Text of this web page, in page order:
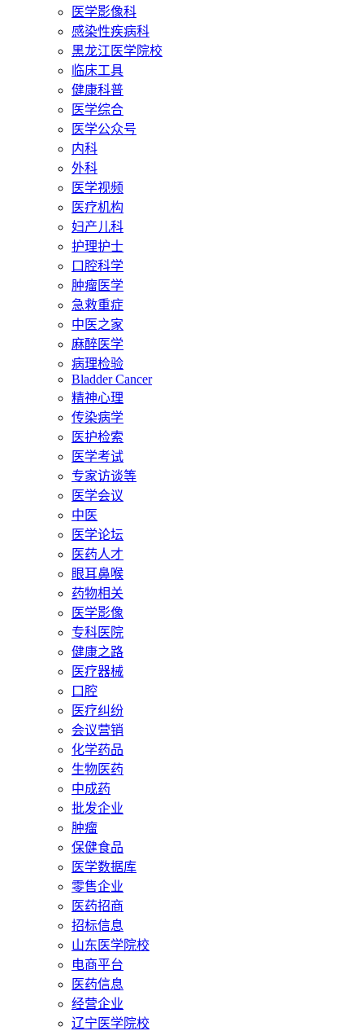
医学影像科
感染性疾病科
黑龙江医学院校
临床工具
健康科普
医学综合
医学公众号
内科
外科
医学视频
医疗机构
妇产儿科
护理护士
口腔科学
肿瘤医学
急救重症
中医之家
麻醉医学
病理检验
Bladder Cancer
精神心理
传染病学
医护检索
医学考试
专家访谈等
医学会议
中医
医学论坛
医药人才
眼耳鼻喉
药物相关
医学影像
专科医院
健康之路
医疗器械
口腔
医疗纠纷
会议营销
化学药品
生物医药
中成药
批发企业
肿瘤
保健食品
医学数据库
零售企业
医药招商
招标信息
山东医学院校
电商平台
医药信息
经营企业
辽宁医学院校